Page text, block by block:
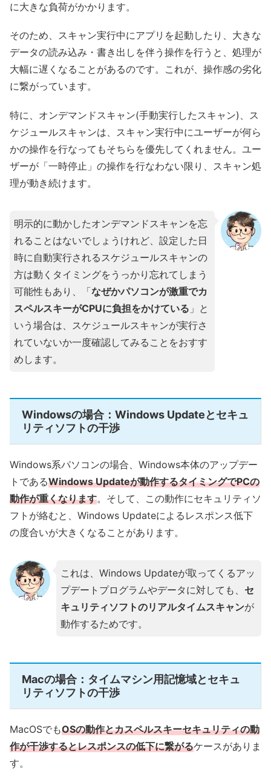
に大きな負荷がかかります。
そのため、スキャン実行中にアプリを起動したり、大きな
データの読み込み・書き出しを伴う操作を行うと、処理が
大幅に遅くなることがあるのです。これが、操作感の劣化
に繋がっています。
特に、オンデマンドスキャン(手動実行したスキャン)、ス
ケジュールスキャンは、スキャン実行中にユーザーが何ら
かの操作を行なってもそちらを優先してくれません。ユー
ザーが「一時停止」の操作を行なわない限り、スキャン処
理が動き続けます。
明示的に動かしたオンデマンドスキャンを忘
れることはないでしょうけれど、設定した日
時に自動実行されるスケジュールスキャンの
方は動くタイミングをうっかり忘れてしまう
可能性もあり、「なぜかパソコンが激重でカ
スペルスキーがCPUに負担をかけている 」と
いう場合は、スケジュールスキャンが実行さ
れていないか一度確認してみることをおすす
めします。
Windowsの場合：Windows Updateとセキュ
リティソフトの干渉
Windows系パソコンの場合、Windows本体のアップデー
トであるWindows Updateが動作するタイミングでPCの
動作が重くなります。そして、この動作にセキュリティソ
フトが絡むと、Windows Updateによるレスポンス低下
の度合いが大きくなることがあります。
これは、Windows Updateが取ってくるアッ
プデートプログラムやデータに対しても、 セ
キュリティソフトのリアルタイムスキャンが
動作するためです。
Macの場合：タイムマシン用記憶域とセキュ
リティソフトの干渉
MacOSでもOSの動作とカスペルスキーセキュリティの動
作が干渉するとレスポンスの低下に繋がるケースがありま
す。